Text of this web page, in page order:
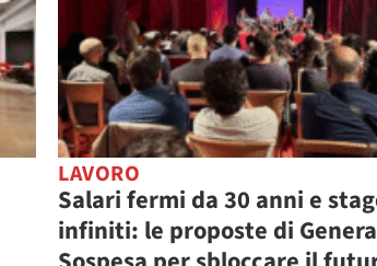
LAVORO
Salari fermi da 30 anni e
infiniti: le proposte di